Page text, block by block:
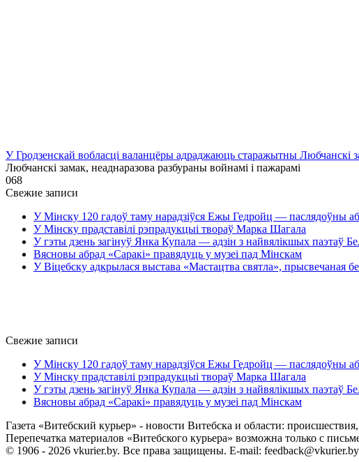
У Гродзенскай вобласці валанцёры адраджаюць старажытны Любчанскі
Любчанскі замак, неаднаразова разбураны войнамі і пажарамі
068
Свежие записи
У Мінску 120 гадоў таму нарадзіўся Ежы Гедройц — паслядоўны
У Мінску прадставілі рэпрадукцыі твораў Марка Шагала
У гэты дзень загінуў Янка Купала — адзін з найвялікшых паэтаў
Вясновы абрад «Саракі» правядуць у музеі пад Мінскам
У Віцебску адкрылася выстава «Мастацтва святла», прысвечаная
Свежие записи
У Мінску 120 гадоў таму нарадзіўся Ежы Гедройц — паслядоўны
У Мінску прадставілі рэпрадукцыі твораў Марка Шагала
У гэты дзень загінуў Янка Купала — адзін з найвялікшых паэтаў
Вясновы абрад «Саракі» правядуць у музеі пад Мінскам
Газета «Витебский курьер» - новости Витебска и области:
Перепечатка материалов «Витебского курьера» возможна только с
© 1906 - 2026 vkurier.by. Все права защищены. E-mail: feedback@vkurier.by